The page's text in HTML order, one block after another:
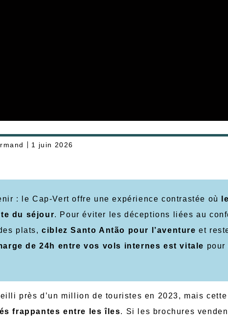
1 juin 2026
: le Cap-Vert offre une expérience contrastée où
du séjour. Pour éviter les déceptions liées au
plats,ciblez Santo Antão pour l’aventure et
de 24h entre vos vols internes est vitale pour
près d’un million de touristes en 2023, mais
frappantes entre les îles. Si les brochures